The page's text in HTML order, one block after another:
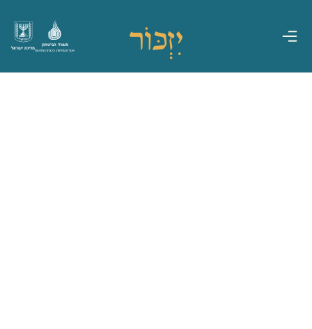
מדינת ישראל
משרד הביטחון
אגף משפחות, הנצחה ומורשת